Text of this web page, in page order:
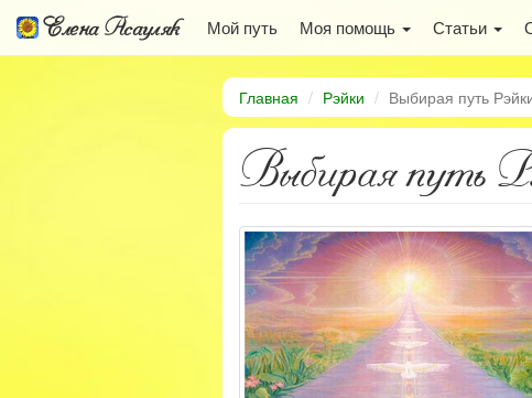
Елена Асауляк Мой путь Моя помощь Статьи
Главная Рэйки Выбирая путь
Выбирая путь